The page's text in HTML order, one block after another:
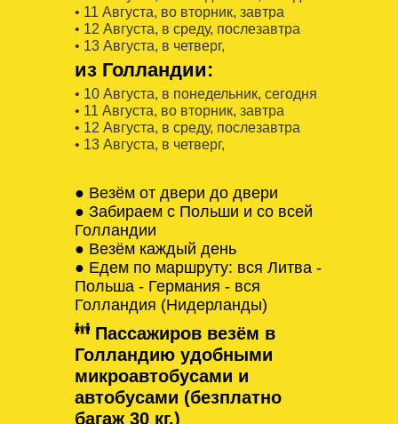
• 11 Августa, во вторник, завтра
• 12 Августa, в среду, послезавтра
• 13 Августa, в четверг,
из Голландии:
• 10 Августa, в понедельник, сегодня
• 11 Августa, во вторник, завтра
• 12 Августa, в среду, послезавтра
• 13 Августa, в четверг,
● Везём от двери до двери
● Забираем с Польши и со всей
Голландии
● Везём каждый день
● Едем по маршруту: вся Литва -
Польша - Германия - вся
Голландия (Нидерланды)
Пассажиров везём в
Голландию удобными
микроавтобусами и
автобусами (безплатно
багаж 30 кг.)